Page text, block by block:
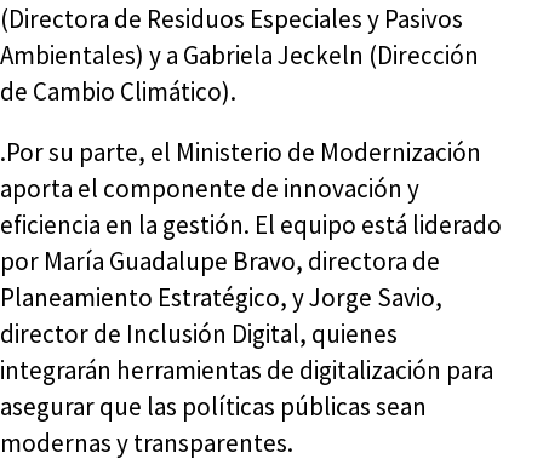
(Directora de Residuos Especiales y Pasivos
Ambientales) y a Gabriela Jeckeln (Dirección
de Cambio Climático).
.Por su parte, el Ministerio de Modernización
aporta el componente de innovación y
eficiencia en la gestión. El equipo está liderado
por María Guadalupe Bravo, directora de
Planeamiento Estratégico, y Jorge Savio,
director de Inclusión Digital, quienes
integrarán herramientas de digitalización para
asegurar que las políticas públicas sean
modernas y transparentes.